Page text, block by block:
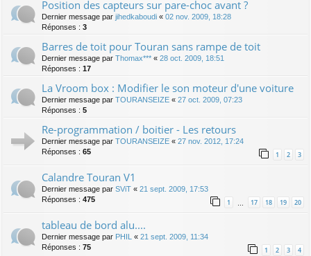
Position des capteurs sur pare-choc avant ?
Dernier message par jihedkaboudi « 02 nov. 2009, 18:28
Réponses : 3
Barres de toit pour Touran sans rampe de toit
Dernier message par Thomax*** « 28 oct. 2009, 18:51
Réponses : 17
La Vroom box : Modifier le son moteur d'une voiture
Dernier message par TOURANSEIZE « 27 oct. 2009, 07:23
Réponses : 5
Re-programmation / boitier - Les retours
Dernier message par TOURANSEIZE « 27 nov. 2012, 17:24
Réponses : 65 1 2 3
Calandre Touran V1
Dernier message par SViT « 21 sept. 2009, 17:53
Réponses : 475 1 … 17 18 19 20
tableau de bord alu....
Dernier message par PHIL « 21 sept. 2009, 11:34
Réponses : 75 1 2 3 4